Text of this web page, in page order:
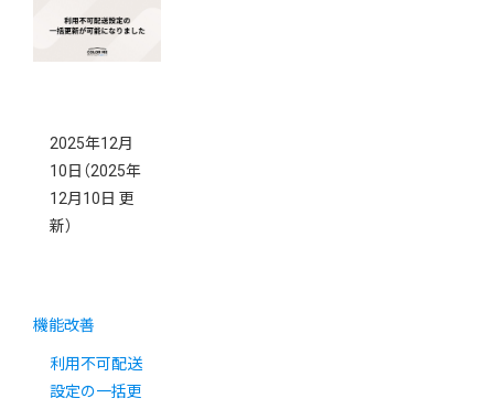
2025年12月
10日 （2025年
12月10日 更
新）
機能改善
利用不可配送
設定の一括更